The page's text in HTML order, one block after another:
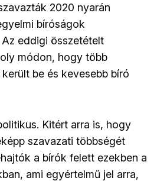
2020 nyarán
bíróságok
eddigi összetételt
módon, hogy több
be és kevesebb bíró
Kitért arra is, hogy
szavazati többségét
a bírók felett ezekben a
ami egyértelmű jel arra,